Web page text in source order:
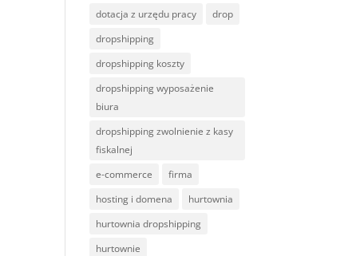
dotacja z urzędu pracy
drop
dropshipping
dropshipping koszty
dropshipping wyposażenie
biura
dropshipping zwolnienie z kasy
fiskalnej
e-commerce
firma
hosting i domena
hurtownia
hurtownia dropshipping
hurtownie